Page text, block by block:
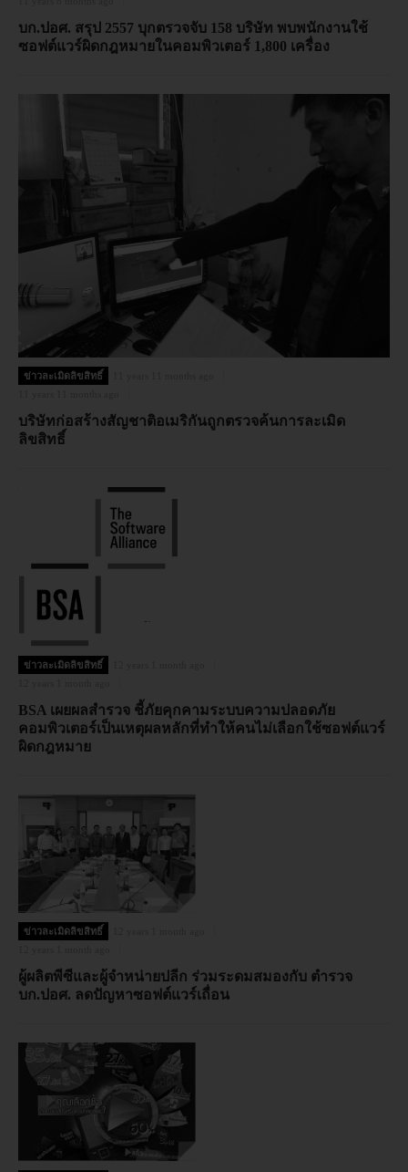
บก.ปอศ. สรุป 2557 บุกตรวจจับ 158 บริษัท พบพนักงานใช้
ซอฟต์แวร์ผิดกฎหมายในคอมพิวเตอร์ 1,800 เครื่อง
ข่าวละเมิดลิขสิทธิ์
บริษัทก่อสร้างสัญชาติอเมริกันถูกตรวจค้นการละเมิด
ลิขสิทธิ์
ข่าวละเมิดลิขสิทธิ์
BSA เผยผลสำรวจ ชี้ภัยคุกคามระบบความปลอดภัย
คอมพิวเตอร์เป็นเหตุผลหลักที่ทำให้คนไม่เลือกใช้ซอฟต์แวร์
ผิดกฎหมาย
ข่าวละเมิดลิขสิทธิ์
ผู้ผลิตพีซีและผู้จำหน่ายปลีก ร่วมระดมสมองกับ ตำรวจ
บก.ปอศ. ลดปัญหาซอฟต์แวร์เถื่อน